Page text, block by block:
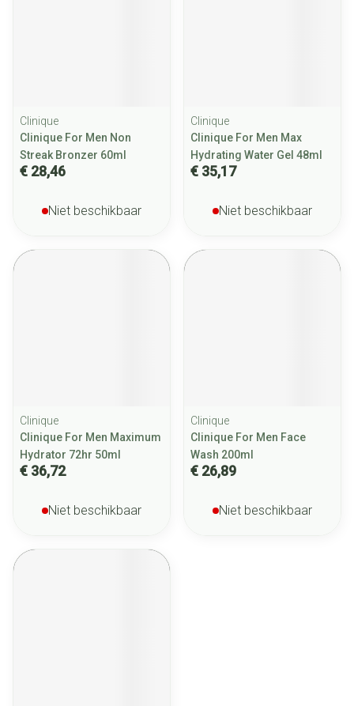
Clinique
Clinique For Men Non
Streak Bronzer 60ml
€ 28,46
Niet beschikbaar
Clinique
Clinique For Men Max
Hydrating Water Gel 48ml
€ 35,17
Niet beschikbaar
Clinique
Clinique For Men Maximum
Hydrator 72hr 50ml
€ 36,72
Niet beschikbaar
Clinique
Clinique For Men Face
Wash 200ml
€ 26,89
Niet beschikbaar